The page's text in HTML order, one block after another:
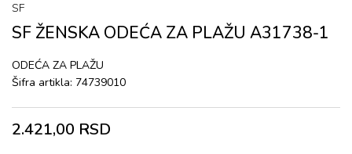
SF
SF ŽENSKA ОDЕĆA ZA PLAŽU A31738-1
ОDЕĆA ZA PLAŽU
Šifra artikla: 74739010
2.421,00 RSD